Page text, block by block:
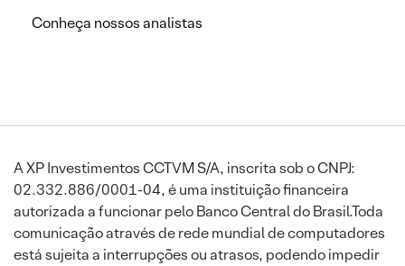
Conheça nossos analistas
A XP Investimentos CCTVM S/A, inscrita sob o CNPJ:
02.332.886/0001-04, é uma instituição financeira
autorizada a funcionar pelo Banco Central do Brasil.Toda
comunicação através de rede mundial de computadores
está sujeita a interrupções ou atrasos, podendo impedir